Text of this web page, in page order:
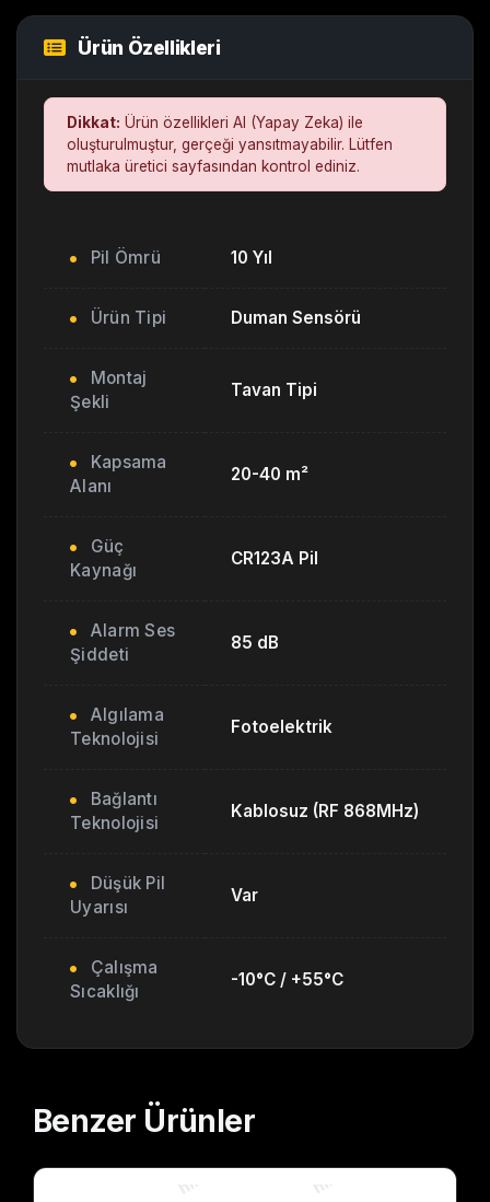
Ürün Özellikleri
Dikkat: Ürün özellikleri AI (Yapay Zeka) ile
oluşturulmuştur, gerçeği yansıtmayabilir. Lütfen
mutlaka üretici sayfasından kontrol ediniz.
Pil Ömrü 10 Yıl
Ürün Tipi Duman Sensörü
Montaj
Şekli
Tavan Tipi
Kapsama
Alanı
20-40 m²
Güç
Kaynağı
CR123A Pil
Alarm Ses
Şiddeti
85 dB
Algılama
Teknolojisi
Fotoelektrik
Bağlantı
Teknolojisi
Kablosuz (RF 868MHz)
Düşük Pil
Uyarısı
Var
Çalışma
Sıcaklığı
-10°C / +55°C
Benzer Ürünler